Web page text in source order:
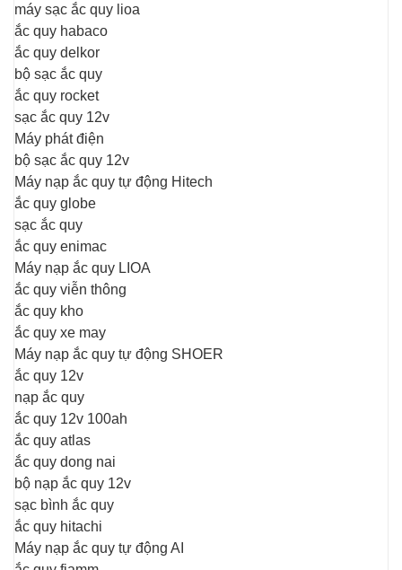
máy sạc ắc quy lioa
ắc quy habaco
ắc quy delkor
bộ sạc ắc quy
ắc quy rocket
sạc ắc quy 12v
Máy phát điện
bộ sạc ắc quy 12v
Máy nạp ắc quy tự động Hitech
ắc quy globe
sạc ắc quy
ắc quy enimac
Máy nạp ắc quy LIOA
ắc quy viễn thông
ắc quy kho
ắc quy xe may
Máy nạp ắc quy tự động SHOER
ắc quy 12v
nạp ắc quy
ắc quy 12v 100ah
ắc quy atlas
ắc quy dong nai
bộ nạp ắc quy 12v
sạc bình ắc quy
ắc quy hitachi
Máy nạp ắc quy tự động AI